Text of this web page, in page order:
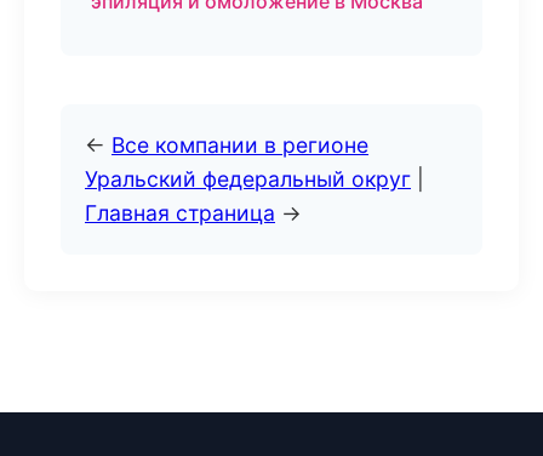
← Все компании в регионе
Уральский федеральный округ
Главная страница →